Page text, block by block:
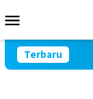
ke
Mobile
Terbaru
Lor